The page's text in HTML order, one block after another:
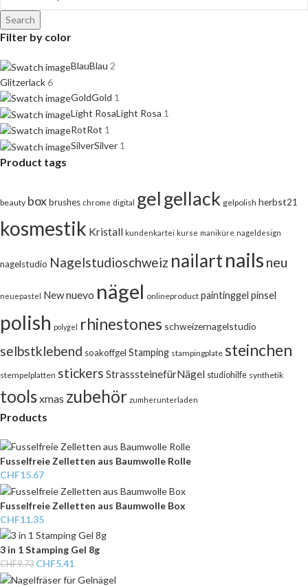
Search
Filter by color
BlauBlau 2
Glitzerlack6
GoldGold 1
Light RosaLight Rosa 1
RotRot 1
SilverSilver 1
Product tags
beauty boxbrushes chrome digital gelgellack gelpolish herbst21
kosmestik Kristall kundenkartei kurse maniküre nageldesign
nagelstudio Nagelstudioschweiz nailartnails neu
neuepastel Newnuevo nägel onlineproduct paintinggel pinsel
polish polygel rhinestones schweizernagelstudio
selbstklebend soakoffgel Stamping stampingplate steinchen
stempelplatten stickers StrasssteinefürNägel studiohilfe synthetik
toolsxmas zubehör zumherunterladen
Products
Fusselfreie Zelletten aus Baumwolle Rolle
CHF15.67
Fusselfreie Zelletten aus Baumwolle Box
CHF11.35
3 in 1 Stamping Gel 8g
CHF9.73 CHF5.41